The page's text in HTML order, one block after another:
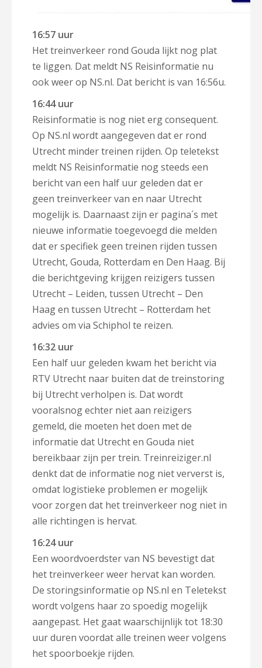
16:57 uur
Het treinverkeer rond Gouda lijkt nog plat
te liggen. Dat meldt NS Reisinformatie nu
ook weer op NS.nl. Dat bericht is van 16:56u.
16:44 uur
Reisinformatie is nog niet erg consequent.
Op NS.nl wordt aangegeven dat er rond
Utrecht minder treinen rijden. Op teletekst
meldt NS Reisinformatie nog steeds een
bericht van een half uur geleden dat er
geen treinverkeer van en naar Utrecht
mogelijk is. Daarnaast zijn er pagina´s met
nieuwe informatie toegevoegd die melden
dat er specifiek geen treinen rijden tussen
Utrecht, Gouda, Rotterdam en Den Haag. Bij
die berichtgeving krijgen reizigers tussen
Utrecht – Leiden, tussen Utrecht – Den
Haag en tussen Utrecht – Rotterdam het
advies om via Schiphol te reizen.
16:32 uur
Een half uur geleden kwam het bericht via
RTV Utrecht naar buiten dat de treinstoring
bij Utrecht verholpen is. Dat wordt
vooralsnog echter niet aan reizigers
gemeld, die moeten het doen met de
informatie dat Utrecht en Gouda niet
bereikbaar zijn per trein. Treinreiziger.nl
denkt dat de informatie nog niet ververst is,
omdat logistieke problemen er mogelijk
voor zorgen dat het treinverkeer nog niet in
alle richtingen is hervat.
16:24 uur
Een woordvoerdster van NS bevestigt dat
het treinverkeer weer hervat kan worden.
De storingsinformatie op NS.nl en Teletekst
wordt volgens haar zo spoedig mogelijk
aangepast. Het gaat waarschijnlijk tot 18:30
uur duren voordat alle treinen weer volgens
het spoorboekje rijden.